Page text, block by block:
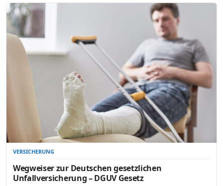
VERSICHERUNG
Wegweiser zur Deutschen gesetzlichen
Unfallversicherung – DGUV Gesetz